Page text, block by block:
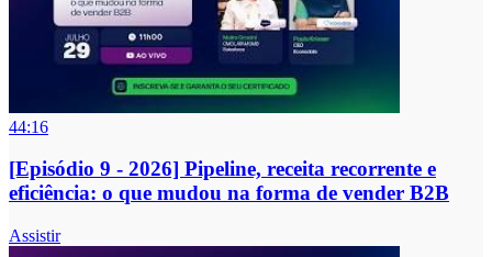
44:16
[Episódio 9 - 2026] Pipeline, receita recorrente e
eficiência: o que mudou na forma de vender B2B
Assistir